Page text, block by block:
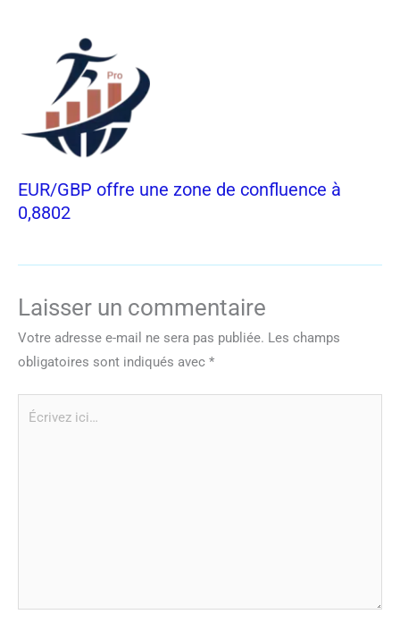
EUR/GBP offre une zone de confluence à
0,8802
Laisser un commentaire
Votre adresse e-mail ne sera pas publiée. Les champs
obligatoires sont indiqués avec *